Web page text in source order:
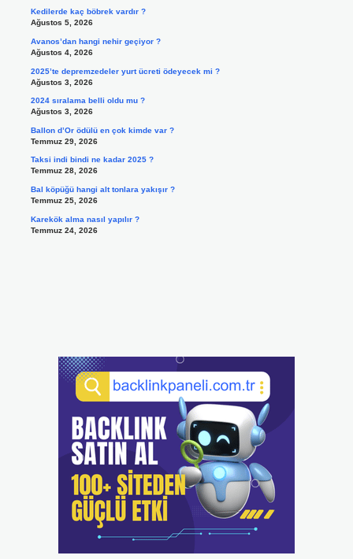
Kedilerde kaç böbrek vardır ?
Ağustos 5, 2026
Avanos’dan hangi nehir geçiyor ?
Ağustos 4, 2026
2025’te depremzedeler yurt ücreti ödeyecek mi ?
Ağustos 3, 2026
2024 sıralama belli oldu mu ?
Ağustos 3, 2026
Ballon d’Or ödülü en çok kimde var ?
Temmuz 29, 2026
Taksi indi bindi ne kadar 2025 ?
Temmuz 28, 2026
Bal köpüğü hangi alt tonlara yakışır ?
Temmuz 25, 2026
Karekök alma nasıl yapılır ?
Temmuz 24, 2026